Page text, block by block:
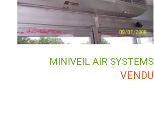
MINIVEIL AIR SYSTEMS
VENDU